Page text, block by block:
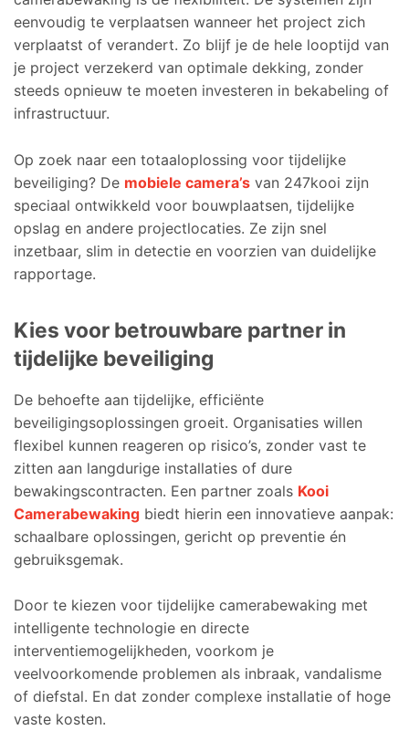
eenvoudig te verplaatsen wanneer het project zich
verplaatst of verandert. Zo blijf je de hele looptijd van
je project verzekerd van optimale dekking, zonder
steeds opnieuw te moeten investeren in bekabeling of
infrastructuur.
Op zoek naar een totaaloplossing voor tijdelijke
beveiliging? De mobiele camera’s van 247kooi zijn
speciaal ontwikkeld voor bouwplaatsen, tijdelijke
opslag en andere projectlocaties. Ze zijn snel
inzetbaar, slim in detectie en voorzien van duidelijke
rapportage.
Kies voor betrouwbare partner in
tijdelijke beveiliging
De behoefte aan tijdelijke, efficiënte
beveiligingsoplossingen groeit. Organisaties willen
flexibel kunnen reageren op risico’s, zonder vast te
zitten aan langdurige installaties of dure
bewakingscontracten. Een partner zoals Kooi
Camerabewaking biedt hierin een innovatieve aanpak:
schaalbare oplossingen, gericht op preventie én
gebruiksgemak.
Door te kiezen voor tijdelijke camerabewaking met
intelligente technologie en directe
interventiemogelijkheden, voorkom je
veelvoorkomende problemen als inbraak, vandalisme
of diefstal. En dat zonder complexe installatie of hoge
vaste kosten.